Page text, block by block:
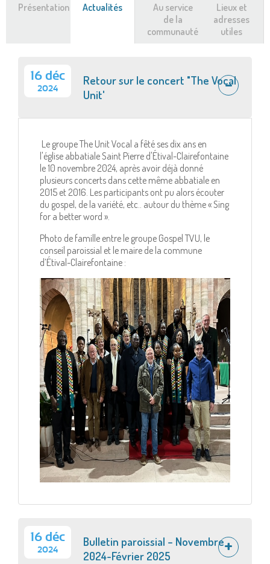
Présentation Actualités
Au service
de la
communauté
Lieux et
adresses
utiles
16 déc
2024
Retour sur le concert "The Vocal
Unit'
Le groupe The Unit Vocal a fêté ses dix ans en
l'église abbatiale Saint Pierre d'Étival-Clairefontaine
le 10 novembre 2024, après avoir déjà donné
plusieurs concerts dans cette même abbatiale en
2015 et 2016. Les participants ont pu alors écouter
du gospel, de la variété, etc.. autour du thème « Sing
for a better word ».
Photo de famille entre le groupe Gospel TVU, le
conseil paroissial et le maire de la commune
d’Étival-Clairefontaine :
16 déc
2024
Bulletin paroissial – Novembre
2024-Février 2025